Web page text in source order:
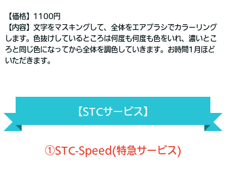
【価格】1100円
【内容】文字をマスキングして、全体をエアブラシでカラーリング
します。色抜けしているところは何度も何度も色をいれ、濃いとこ
ろと同じ色になってから全体を調色していきます。お時間1月ほど
いただきます。
【STCサービス】
①STC-Speed(特急サービス)